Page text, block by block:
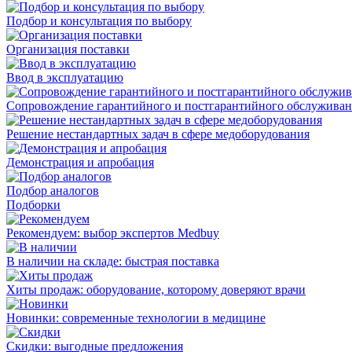
Подбор и консультация по выбору
Организация поставки
Ввод в эксплуатацию
Сопровождение гарантийного и постгарантийного
Решение нестандартных задач в сфере медоборудования
Демонстрация и апробация
Подбор аналогов
Подборки
Рекомендуем: выбор экспертов Medbuy
В наличии на складе: быстрая поставка
Хиты продаж: оборудование, которому доверяют врачи
Новинки: современные технологии в медицине
Скидки: выгодные предложения